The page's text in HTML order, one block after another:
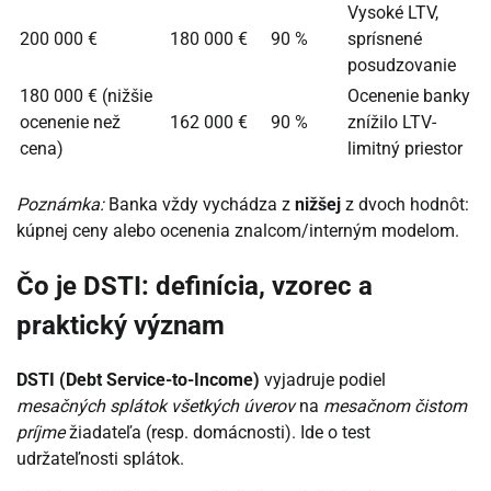
200 000 € 180 000 € 90 %
Vysoké LTV,
sprísnené
posudzovanie
180 000 € (nižšie
ocenenie než
cena)
162 000 € 90 %
Ocenenie banky
znížilo LTV-
limitný priestor
Poznámka:Banka vždy vychádza z nižšej z dvoch hodnôt:
kúpnej ceny alebo ocenenia znalcom/interným modelom.
Čo je DSTI: definícia, vzorec a
praktický význam
DSTI (Debt Service-to-Income) vyjadruje podiel
mesačných splátok všetkých úverovna mesačnom čistom
príjmežiadateľa (resp. domácnosti). Ide o test
udržateľnosti splátok.